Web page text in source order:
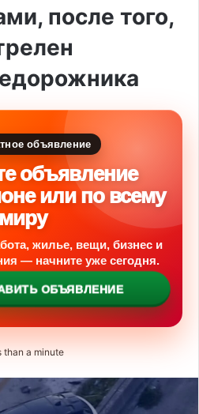
после того,
объявление
объявление
или по всему
миру
жилье, вещи, бизнес и
— начните уже сегодня.
ОБЪЯВЛЕНИЕ
than a minute